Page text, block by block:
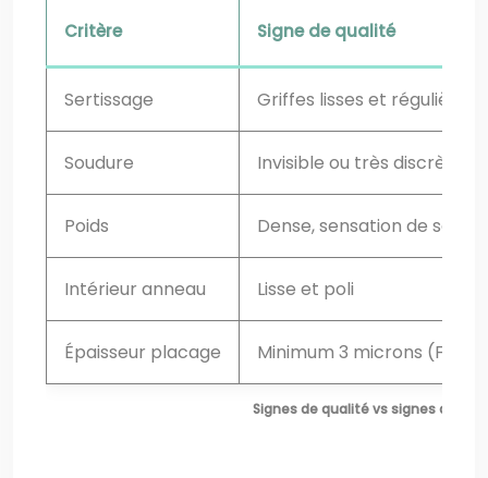
Signes de qualité vs signes
Critère Signe de qualité
Sertissage Griffes lisses et régulières
Soudure Invisible ou très discrète
Poids Dense, sensation de
Intérieur anneau Lisse et poli
Épaisseur placage Minimum 3 microns